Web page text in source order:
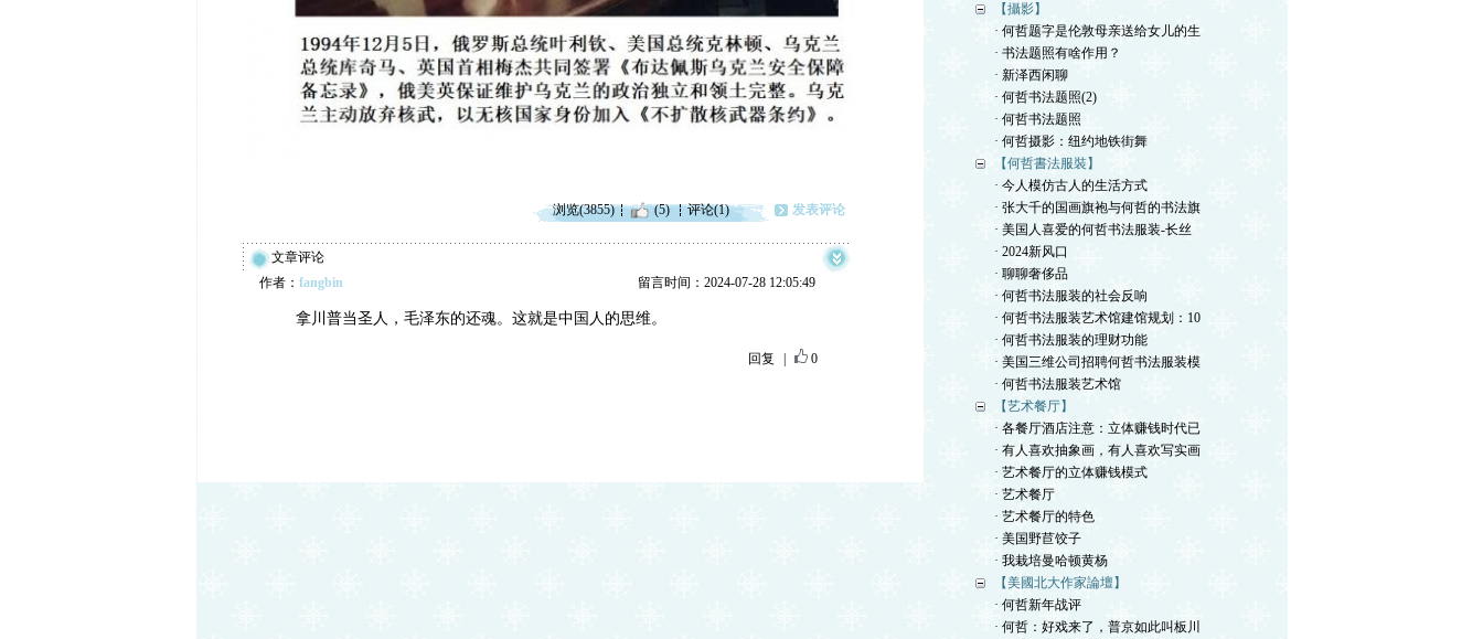
浏览(3855) (5) 评论(1) 发表评论
文章评论
作者： fangbin 留言时间：2024-07-28 12:05:49
拿川普当圣人，毛泽东的还魂。这就是中国人的思维。
回复 0
【攝影】
· 何哲题字是伦敦母亲送给女儿的生
· 书法题照有啥作用？
· 新泽西闲聊
· 何哲书法题照(2)
· 何哲书法题照
· 何哲摄影：纽约地铁街舞
【何哲書法服裝】
· 今人模仿古人的生活方式
· 张大千的国画旗袍与何哲的书法旗
· 美国人喜爱的何哲书法服装-长丝
· 2024新风口
· 聊聊奢侈品
· 何哲书法服装的社会反响
· 何哲书法服装艺术馆建馆规划：10
· 何哲书法服装的理财功能
· 美国三维公司招聘何哲书法服装模
· 何哲书法服装艺术馆
【艺术餐厅】
· 各餐厅酒店注意：立体赚钱时代已
· 有人喜欢抽象画，有人喜欢写实画
· 艺术餐厅的立体赚钱模式
· 艺术餐厅
· 艺术餐厅的特色
· 美国野苣饺子
· 我栽培曼哈顿黄杨
【美國北大作家論壇】
· 何哲新年战评
· 何哲：好戏来了，普京如此叫板川